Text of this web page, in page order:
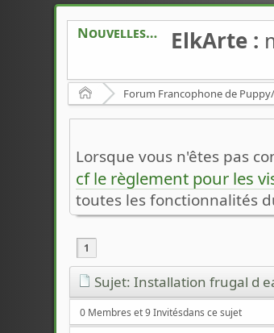
Nouvelles ElkArte :
Accueil Forum Francophone de
Lorsque vous n'êtes pas
cf le règlement pour les
toutes les fonctionnalités
1
Sujet: Installation frugal d
0 Membres et 9 Invitésdans ce sujet